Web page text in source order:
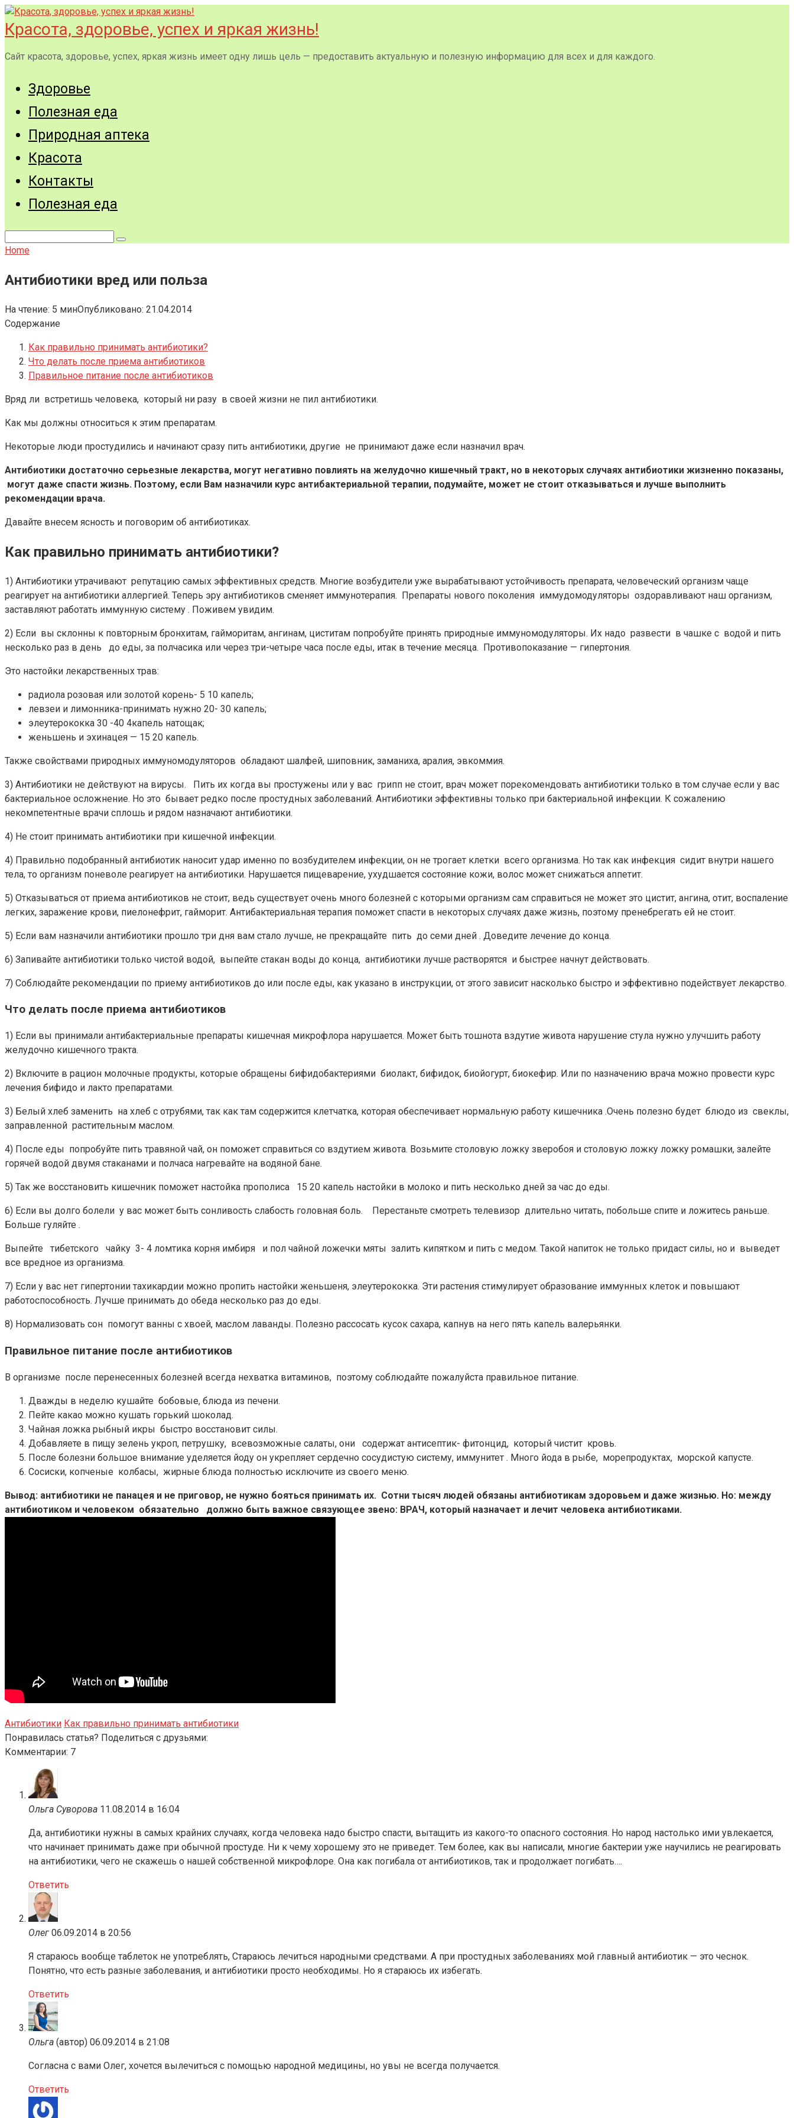
Перейти
к
контенту
Красота, здоровье, успех и яркая жизнь!
Сайт красота, здоровье, успех, яркая жизнь имеет одну лишь цель — предоставить актуальную и полезную информацию для всех и для каждого.
Здоровье
Полезная еда
Природная аптека
Красота
Контакты
Полезная еда
Home
Антибиотики вред или польза
На чтение: 5 минОпубликовано: 21.04.2014
Содержание
Как правильно принимать антибиотики?
Что делать после приема антибиотиков
Правильное питание после антибиотиков
Вряд ли встретишь человека, который ни разу в своей жизни не пил антибиотики.
Как мы должны относиться к этим препаратам.
Некоторые люди простудились и начинают сразу пить антибиотики, другие не принимают даже если назначил врач.
Антибиотики достаточно серьезные лекарства, могут негативно повлиять на желудочно кишечный тракт, но в некоторых случаях антибиотики жизненно показаны,
могут даже спасти жизнь. Поэтому, если Вам назначили курс антибактериальной терапии, подумайте, может не стоит отказываться и лучше выполнить
рекомендации врача.
Давайте внесем ясность и поговорим об антибиотиках.
Как правильно принимать антибиотики?
1) Антибиотики утрачивают репутацию самых эффективных средств. Многие возбудители уже вырабатывают устойчивость препарата, человеческий организм чаще
реагирует на антибиотики аллергией. Теперь эру антибиотиков сменяет иммунотерапия. Препараты нового поколения иммудомодуляторы оздоравливают наш организм,
заставляют работать иммунную систему . Поживем увидим.
2) Если вы склонны к повторным бронхитам, гайморитам, ангинам, циститам попробуйте принять природные иммуномодуляторы. Их надо развести в чашке с водой и пить
несколько раз в день до еды, за полчасика или через три-четыре часа после еды, итак в течение месяца. Противопоказание — гипертония.
Это настойки лекарственных трав:
радиола розовая или золотой корень- 5 10 капель;
левзеи и лимонника-принимать нужно 20- 30 капель;
элеутерококка 30 -40 4капель натощак;
женьшень и эхинацея — 15 20 капель.
Также свойствами природных иммуномодуляторов обладают шалфей, шиповник, заманиха, аралия, эвкоммия.
3) Антибиотики не действуют на вирусы. Пить их когда вы простужены или у вас грипп не стоит, врач может порекомендовать антибиотики только в том случае если у вас
бактериальное осложнение. Но это бывает редко после простудных заболеваний. Антибиотики эффективны только при бактериальной инфекции. К сожалению
некомпетентные врачи сплошь и рядом назначают антибиотики.
4) Не стоит принимать антибиотики при кишечной инфекции.
4) Правильно подобранный антибиотик наносит удар именно по возбудителем инфекции, он не трогает клетки всего организма. Но так как инфекция сидит внутри нашего
тела, то организм поневоле реагирует на антибиотики. Нарушается пищеварение, ухудшается состояние кожи, волос может снижаться аппетит.
5) Отказываться от приема антибиотиков не стоит, ведь существует очень много болезней с которыми организм сам справиться не может это цистит, ангина, отит, воспаление
легких, заражение крови, пиелонефрит, гайморит. Антибактериальная терапия поможет спасти в некоторых случаях даже жизнь, поэтому пренебрегать ей не стоит.
5) Если вам назначили антибиотики прошло три дня вам стало лучше, не прекращайте пить до семи дней . Доведите лечение до конца.
6) Запивайте антибиотики только чистой водой, выпейте стакан воды до конца, антибиотики лучше растворятся и быстрее начнут действовать.
7) Соблюдайте рекомендации по приему антибиотиков до или после еды, как указано в инструкции, от этого зависит насколько быстро и эффективно подействует лекарство.
Что делать после приема антибиотиков
1) Если вы принимали антибактериальные препараты кишечная микрофлора нарушается. Может быть тошнота вздутие живота нарушение стула нужно улучшить работу
желудочно кишечного тракта.
2) Включите в рацион молочные продукты, которые обращены бифидобактериями биолакт, бифидок, биойогурт, биокефир. Или по назначению врача можно провести курс
лечения бифидо и лакто препаратами.
3) Белый хлеб заменить на хлеб с отрубями, так как там содержится клетчатка, которая обеспечивает нормальную работу кишечника .Очень полезно будет блюдо из свеклы,
заправленной растительным маслом.
4) После еды попробуйте пить травяной чай, он поможет справиться со вздутием живота. Возьмите столовую ложку зверобоя и столовую ложку ложку ромашки, залейте
горячей водой двумя стаканами и полчаса нагревайте на водяной бане.
5) Так же восстановить кишечник поможет настойка прополиса 15 20 капель настойки в молоко и пить несколько дней за час до еды.
6) Если вы долго болели у вас может быть сонливость слабость головная боль. Перестаньте смотреть телевизор длительно читать, побольше спите и ложитесь раньше.
Больше гуляйте .
Выпейте тибетского чайку 3- 4 ломтика корня имбиря и пол чайной ложечки мяты залить кипятком и пить с медом. Такой напиток не только придаст силы, но и выведет
все вредное из организма.
7) Если у вас нет гипертонии тахикардии можно пропить настойки женьшеня, элеутерококка. Эти растения стимулирует образование иммунных клеток и повышают
работоспособность. Лучше принимать до обеда несколько раз до еды.
8) Нормализовать сон помогут ванны с хвоей, маслом лаванды. Полезно рассосать кусок сахара, капнув на него пять капель валерьянки.
Правильное питание после антибиотиков
В организме после перенесенных болезней всегда нехватка витаминов, поэтому соблюдайте пожалуйста правильное питание.
Дважды в неделю кушайте бобовые, блюда из печени.
Пейте какао можно кушать горький шоколад.
Чайная ложка рыбный икры быстро восстановит силы.
Добавляете в пищу зелень укроп, петрушку, всевозможные салаты, они содержат антисептик- фитонцид, который чистит кровь.
После болезни большое внимание уделяется йоду он укрепляет сердечно сосудистую систему, иммунитет . Много йода в рыбе, морепродуктах, морской капусте.
Сосиски, копченые колбасы, жирные блюда полностью исключите из своего меню.
Вывод: антибиотики не панацея и не приговор, не нужно бояться принимать их. Сотни тысяч людей обязаны антибиотикам здоровьем и даже жизнью. Но: между
антибиотиком и человеком обязательно должно быть важное связующее звено: ВРАЧ, который назначает и лечит человека антибиотиками.
Антибиотики Как правильно принимать антибиотики
Понравилась статья? Поделиться с друзьями:
Комментарии: 7
Ольга Суворова 11.08.2014 в 16:04
Да, антибиотики нужны в самых крайних случаях, когда человека надо быстро спасти, вытащить из какого-то опасного состояния. Но народ настолько ими увлекается,
что начинает принимать даже при обычной простуде. Ни к чему хорошему это не приведет. Тем более, как вы написали, многие бактерии уже научились не реагировать
на антибиотики, чего не скажешь о нашей собственной микрофлоре. Она как погибала от антибиотиков, так и продолжает погибать….
Ответить
Олег 06.09.2014 в 20:56
Я стараюсь вообще таблеток не употреблять, Стараюсь лечиться народными средствами. А при простудных заболеваниях мой главный антибиотик — это чеснок.
Понятно, что есть разные заболевания, и антибиотики просто необходимы. Но я стараюсь их избегать.
Ответить
Ольга (автор) 06.09.2014 в 21:08
Согласна с вами Олег, хочется вылечиться с помощью народной медицины, но увы не всегда получается.
Ответить